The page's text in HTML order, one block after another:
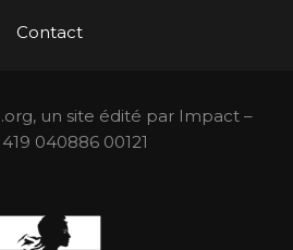
Contact
un site édité par Impact –
419 040886 00121